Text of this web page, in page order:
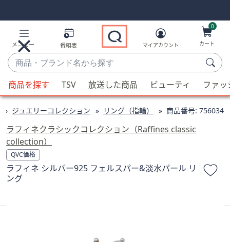
Links
Links2
メニュー 番組表
商
品・
ブ
ラ
ン
名
か
ら
探
す
候
補
利
用
可
能
な
場
マイアカウント
0
カート
商品を探す TSV 放送した商品 ビューティ ファ
ジュエリーコレクション リング（指輪） 商品番号: 756034
ラフィネクラシックコレクション（Raffines classic
collection）
QVC価格
ラフィネ シルバー925 フェルスパー&淡水パール リ
ング